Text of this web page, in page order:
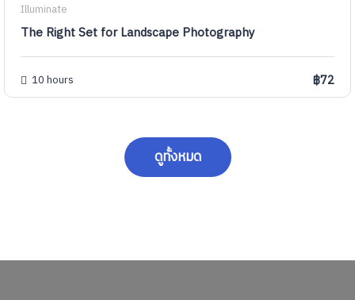
Illuminate
The Right Set for Landscape Photography
10 hours ฿72
ดูทั้งหมด